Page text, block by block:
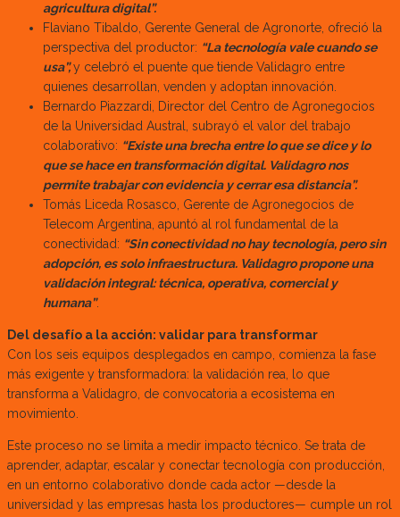
agricultura digital”.
Flaviano Tibaldo, Gerente General de Agronorte, ofreció la
perspectiva del productor: “La tecnología vale cuando se
usa”,y celebró el puente que tiende Validagro entre
quienes desarrollan, venden y adoptan innovación.
Bernardo Piazzardi, Director del Centro de Agronegocios
de la Universidad Austral, subrayó el valor del trabajo
colaborativo: “Existe una brecha entre lo que se dice y lo
que se hace en transformación digital. Validagro nos
permite trabajar con evidencia y cerrar esa distancia”.
Tomás Liceda Rosasco, Gerente de Agronegocios de
Telecom Argentina, apuntó al rol fundamental de la
conectividad: “Sin conectividad no hay tecnología, pero sin
adopción, es solo infraestructura. Validagro propone una
validación integral: técnica, operativa, comercial y
humana”.
Del desafío a la acción: validar para transformar
Con los seis equipos desplegados en campo, comienza la fase
más exigente y transformadora: la validación rea, lo que
transforma a Validagro, de convocatoria a ecosistema en
movimiento.
Este proceso no se limita a medir impacto técnico. Se trata de
aprender, adaptar, escalar y conectar tecnología con producción,
en un entorno colaborativo donde cada actor —desde la
universidad y las empresas hasta los productores— cumple un rol